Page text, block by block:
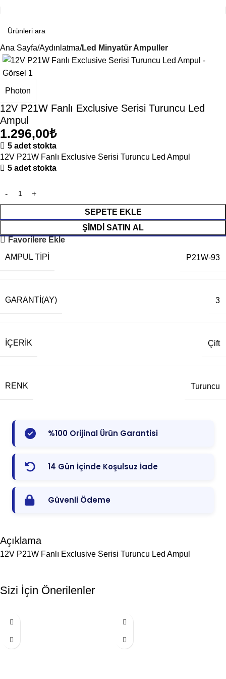
Ana Sayfa Aydınlatma Led Minyatür Ampuller
Photon
12V P21W Fanlı Exclusive Serisi Turuncu Led
Ampul
1.296,00₺
5 adet stokta
12V P21W Fanlı Exclusive Serisi Turuncu Led Ampul
5 adet stokta
SEPETE EKLE
ŞIMDI SATIN AL
Favorilere Ekle
AMPUL TIPI P21W-93
GARANTI(AY) 3
İÇERIK Çift
RENK Turuncu
%100 Orijinal Ürün Garantisi
14 Gün İçinde Koşulsuz İade
Güvenli Ödeme
Açıklama
12V P21W Fanlı Exclusive Serisi Turuncu Led Ampul
Sizi İçin Önerilenler